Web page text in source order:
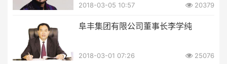
2018-03-05 10:57 20379
阜丰集团有限公司董事长李学纯
2018-03-01 07:26 25076